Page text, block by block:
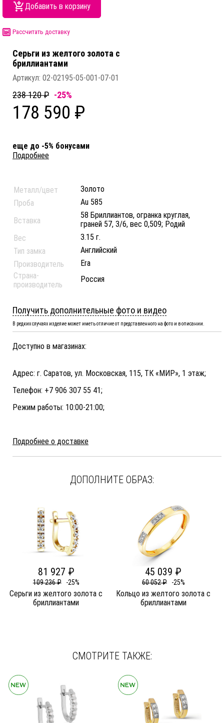
Добавить в корзину
Рассчитать доставку
Серьги из желтого золота c
бриллиантами
Артикул: 02-02195-05-001-07-01
238 120 ₽ -25%
178 590 ₽
еще до -5% бонусами
Подробнее
Металл/цвет
Золото
Проба
Au 585
Вставка
58 Бриллиантов, огранка круглая,
граней 57, 3/6, вес 0,509; Родий
Вес
3.15 г.
Тип замка
Английский
Производитель
Era
Страна-
производитель
Россия
Получить дополнительные фото и видео
В редких случаях изделие может иметь отличие от представленного на фото и в описании.
Доступно в магазинах:
Адрес: г. Саратов, ул. Московская, 115, ТК «МИР», 1 этаж;
Телефон: +7 906 307 55 41;
Режим работы: 10:00-21:00;
Подробнее о доставке
ДОПОЛНИТЕ ОБРАЗ:
81 927 ₽
109 236 ₽ -25%
Серьги из желтого золота c
бриллиантами
45 039 ₽
60 052 ₽ -25%
Кольцо из желтого золота c
бриллиантами
СМОТРИТЕ ТАКЖЕ: